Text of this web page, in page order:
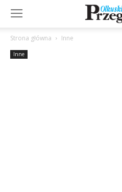
Strona główna Inne
Inne